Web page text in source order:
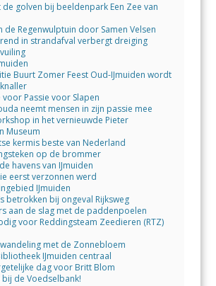
de golven bij beeldenpark Een Zee van
de Regenwulptuin door Samen Velsen
in strandafval verbergt dreiging
Buurt Zomer Feest Oud-IJmuiden wordt
voor Passie voor Slapen
neemt mensen in zijn passie mee
in het vernieuwde Pieter
Museum
kermis beste van Nederland
op de brommer
havens van IJmuiden
eerst verzonnen werd
IJmuiden
betrokken bij ongeval Rijksweg
aan de slag met de paddenpoelen
voor Reddingsteam Zeedieren (RTZ)
met de Zonnebloem
IJmuiden centraal
dag voor Britt Blom
de Voedselbank!